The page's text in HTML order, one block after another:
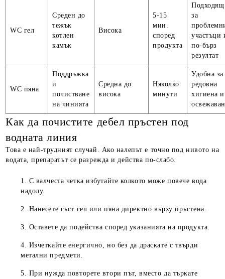
WC гел
Среден до
тежък
котлен
камък
Висока
5-15
мин.
според
продукта
Подходящ
за
участъци
по-бърз
резултат
WC пяна
Поддръжка
и
почистване
на чинията
Средна до
висока
Няколко
минути
Удобна за
редовна
хигиена и
Как да почистите дебел пръстен под
водната линия
Това е най-трудният случай. Ако налепът е точно под нивото на
водата, препаратът се разрежда и действа по-слабо.
С валчеста четка избутайте колкото може повече вода
надолу.
Нанесете гъст гел или пяна директно върху пръстена.
Оставете да подейства според указанията на продукта.
Изчеткайте енергично, но без да драскате с твърди
метални предмети.
При нужда повторете втори път, вместо да търкате